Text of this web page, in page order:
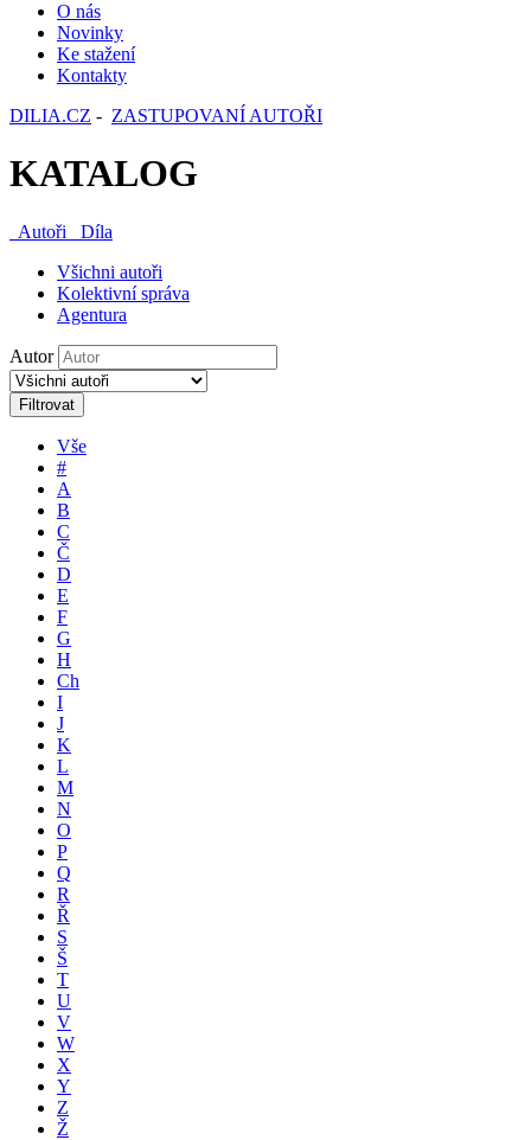
O nás
Novinky
Ke stažení
Kontakty
DILIA.CZ - ZASTUPOVANÍ AUTOŘI
KATALOG
Autoři
Díla
Všichni autoři
Kolektivní správa
Agentura
Autor
Filtrovat
Vše
#
A
B
C
Č
D
E
F
G
H
Ch
I
J
K
L
M
N
O
P
Q
R
Ř
S
Š
T
U
V
W
X
Y
Z
Ž